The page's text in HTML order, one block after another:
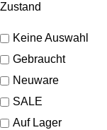
Zustand
Keine Auswahl
Gebraucht
Neuware
SALE
Auf Lager